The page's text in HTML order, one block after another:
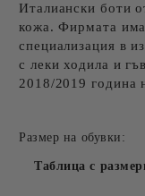
Италиански боти
кожа. Фирмата
специализация в
с леки ходила и
2018/2019 година
Размер на обувки:
Таблица с